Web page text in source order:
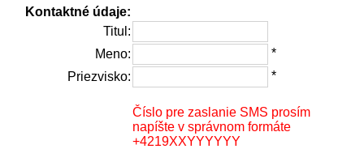
Kontaktné údaje:
Titul:
Meno:
*
Priezvisko:
*
Číslo pre zaslanie SMS prosím
napíšte v správnom formáte
+4219XXYYYYYY